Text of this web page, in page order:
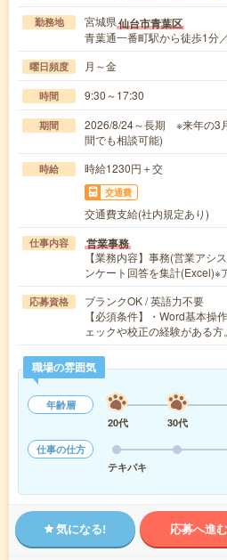
勤務地 宮城県仙台市青葉区
青葉通一番町駅から徒歩1分
曜日頻度 月～金
時間 9:30～17:30
期間
2026/8/24～長期 ※来年の3
間でも相談可能)
時給 時給1230円＋交
交通費
交通費支給(社内規定あり)
仕事内容 営業事務
【業務内容】事務(営業アシ
ンケート回答を集計
応募資格
ブランクOK / 英語力不要
【必須条件】・Word基本
ェックや校正の経験がある
職場の雰囲気
年齢層
20代
30代
仕事の仕方
テキパキ
気になる! 応募へ進む